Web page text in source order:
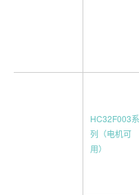
HC32F003系
列（电机可
用）